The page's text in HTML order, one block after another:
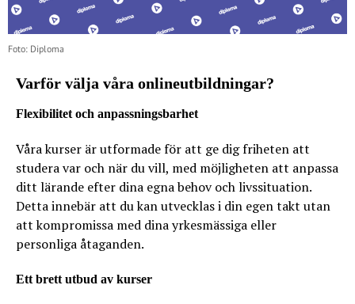
Foto: Diploma
Varför välja våra onlineutbildningar?
Flexibilitet och anpassningsbarhet
Våra kurser är utformade för att ge dig friheten att
studera var och när du vill, med möjligheten att anpassa
ditt lärande efter dina egna behov och livssituation.
Detta innebär att du kan utvecklas i din egen takt utan
att kompromissa med dina yrkesmässiga eller
personliga åtaganden.
Ett brett utbud av kurser